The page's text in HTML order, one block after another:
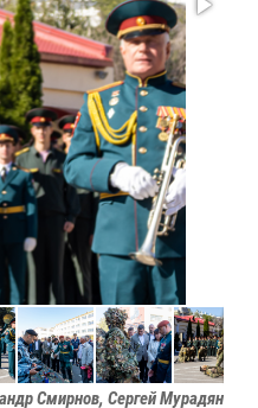
Смирнов, Сергей Мурадян